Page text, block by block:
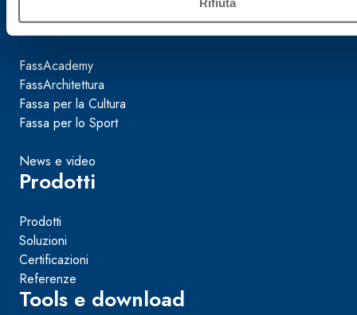
Sostenibilità
FassAcademy
FassArchitettura
Fassa per la Cultura
Fassa per lo Sport
News e video
Prodotti
Prodotti
Soluzioni
Certificazioni
Referenze
Tools e download